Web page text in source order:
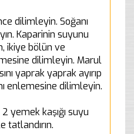
dilimleyin. Soğanı
Kaparinin suyunu
ikiye bölün ve
dilimleyin. Marul
yaprak yaprak ayırıp
enlemesine dilimleyin.
yemek kaşığı suyu
tatlandırın.